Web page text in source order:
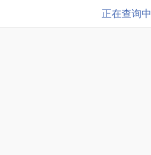
正在查询中